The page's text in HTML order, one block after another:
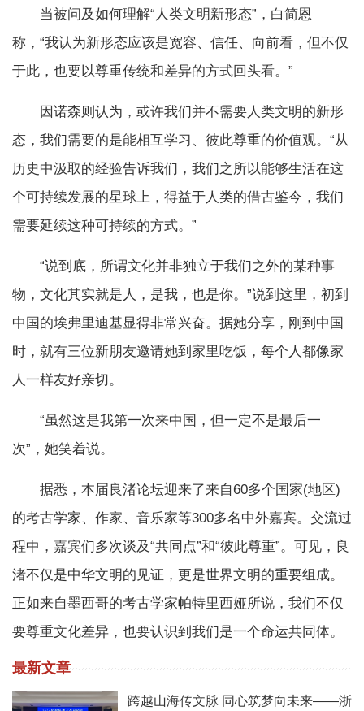
当被问及如何理解“人类文明新形态”，白简恩
称，“我认为新形态应该是宽容、信任、向前看，但不仅
于此，也要以尊重传统和差异的方式回头看。”
因诺森则认为，或许我们并不需要人类文明的新形
态，我们需要的是能相互学习、彼此尊重的价值观。“从
历史中汲取的经验告诉我们，我们之所以能够生活在这
个可持续发展的星球上，得益于人类的借古鉴今，我们
需要延续这种可持续的方式。”
“说到底，所谓文化并非独立于我们之外的某种事
物，文化其实就是人，是我，也是你。”说到这里，初到
中国的埃弗里迪基显得非常兴奋。据她分享，刚到中国
时，就有三位新朋友邀请她到家里吃饭，每个人都像家
人一样友好亲切。
“虽然这是我第一次来中国，但一定不是最后一
次”，她笑着说。
据悉，本届良渚论坛迎来了来自60多个国家(地区)
的考古学家、作家、音乐家等300多名中外嘉宾。交流过
程中，嘉宾们多次谈及“共同点”和“彼此尊重”。可见，良
渚不仅是中华文明的见证，更是世界文明的重要组成。
正如来自墨西哥的考古学家帕特里西娅所说，我们不仅
要尊重文化差异，也要认识到我们是一个命运共同体。
最新文章
跨越山海传文脉 同心筑梦向未来——浙